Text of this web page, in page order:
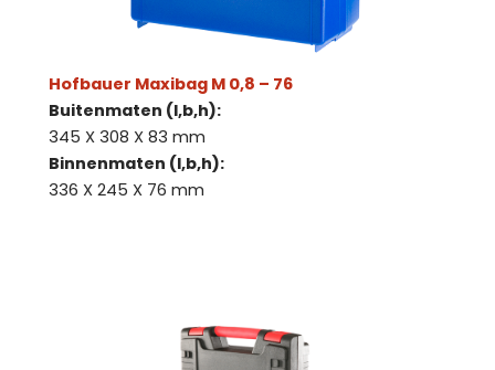
Hofbauer Maxibag M 0,8 – 76
Buitenmaten (l,b,h):
345 X 308 X 83 mm
Binnenmaten (l,b,h):
336 X 245 X 76 mm